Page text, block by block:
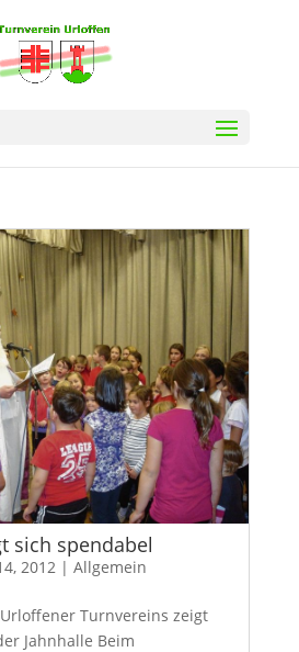
sich spendabel
2012| Allgemein
Turnvereins zeigt
Jahnhalle Beim